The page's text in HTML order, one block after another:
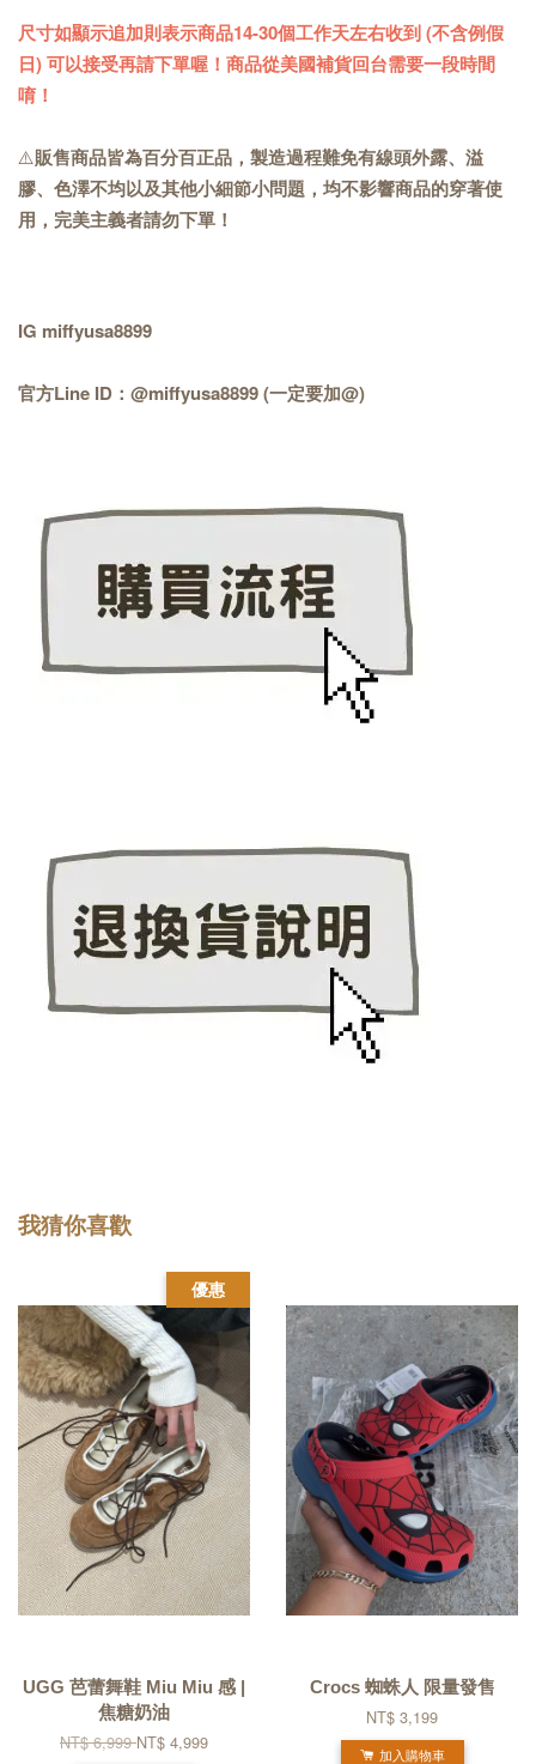
尺寸如顯示追加則表示商品14-30個工作天左右收到 (不含例假
日) 可以接受再請下單喔！商品從美國補貨回台需要一段時間
唷！
⚠️販售商品皆為百分百正品，製造過程難免有線頭外露、溢
膠、色澤不均以及其他小細節小問題，均不影響商品的穿著使
用，完美主義者請勿下單！
IG miffyusa8899
官方Line ID：@miffyusa8899 (一定要加@)
我猜你喜歡
優惠
UGG 芭蕾舞鞋 Miu Miu 感 |
焦糖奶油
NT$ 6,999NT$ 4,999
Crocs 蜘蛛人 限量發售
NT$ 3,199
加入購物車